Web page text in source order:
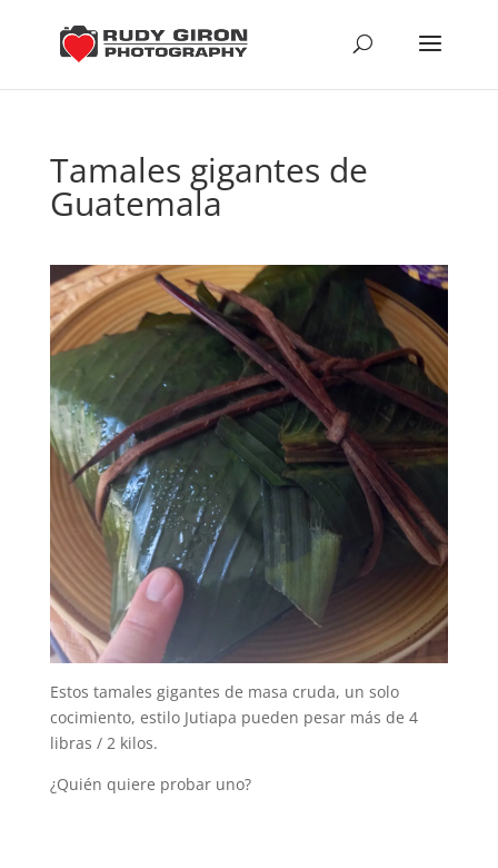
Tamales gigantes de
Guatemala
Estos tamales gigantes de masa cruda, un solo
cocimiento, estilo Jutiapa pueden pesar más de 4
libras / 2 kilos.
¿Quién quiere probar uno?